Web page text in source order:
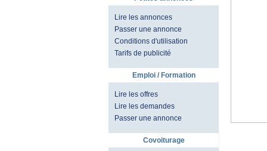
Lire les annonces
Passer une annonce
Conditions d'utilisation
Tarifs de publicité
Emploi / Formation
Lire les offres
Lire les demandes
Passer une annonce
Covoiturage